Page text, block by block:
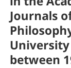
Journals
between